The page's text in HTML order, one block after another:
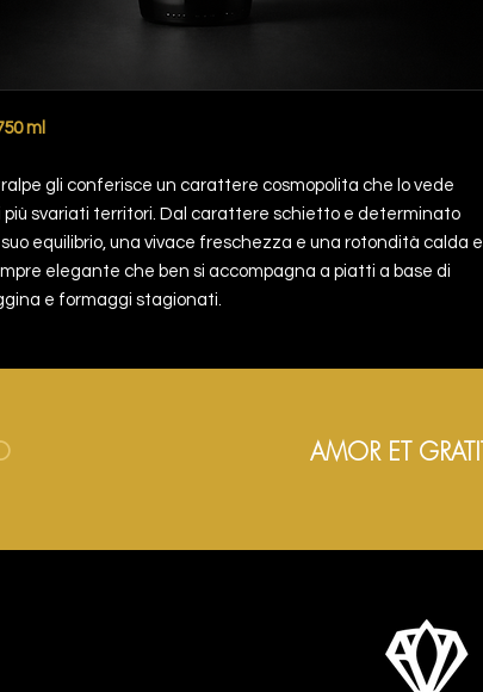
ml
gli conferisce un carattere cosmopolita che lo vede
svariati territori. Dal carattere schietto e determinato
equilibrio, una vivace freschezza e una rotondità calda e
elegante che ben si accompagna a piatti a base di
e formaggi stagionati.
AMOR ET